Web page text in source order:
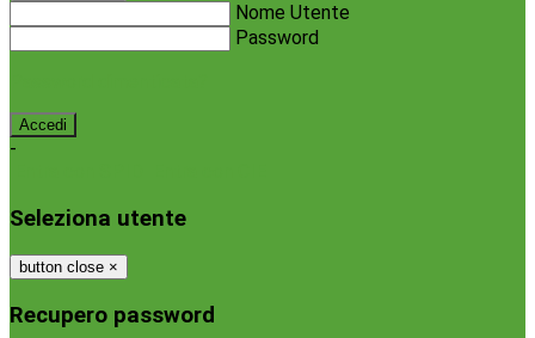
Nome Utente
Password
-
Seleziona utente
button close ×
Recupero password